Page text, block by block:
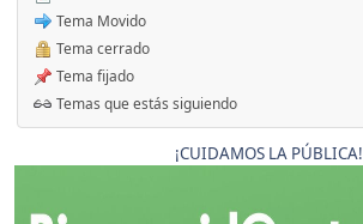
Tema Movido
Tema cerrado
Tema fijado
Temas que estás siguiendo
¡CUIDAMOS LA PÚBLICA!